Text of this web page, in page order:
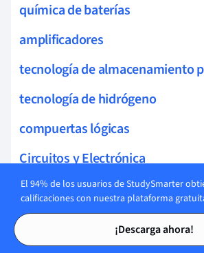
Tarjetas de estudio
Tarjetas de estudio
química de baterías
amplificadores
tecnología de almacenamiento
tecnología de hidrógeno
compuertas lógicas
Circuitos y Electrónica
frecuencia de corte
circuitos integrados
sistemas autónomos de energía
El 94% de los usuarios de StudySmarter
calificaciones con nuestra plataforma
¡Descarga ahora!